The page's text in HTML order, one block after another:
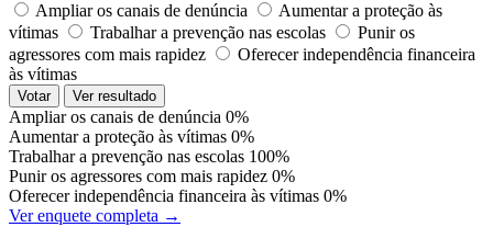
Ampliar os canais de denúncia
Aumentar a proteção às
vítimas
Trabalhar a prevenção nas escolas
Punir os
agressores com mais rapidez
Oferecer independência financeira
às vítimas
Votar Ver resultado
Ampliar os canais de denúncia 0%
Aumentar a proteção às vítimas 0%
Trabalhar a prevenção nas escolas 100%
Punir os agressores com mais rapidez 0%
Oferecer independência financeira às vítimas 0%
Ver enquete completa →